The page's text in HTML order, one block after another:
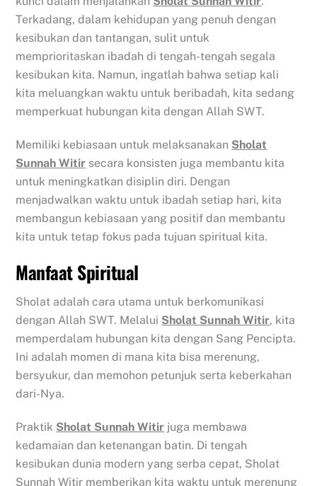
Terkadang, dalam kehidupan yang penuh dengan
kesibukan dan tantangan, sulit untuk
memprioritaskan ibadah di tengah-tengah segala
kesibukan kita. Namun, ingatlah bahwa setiap kali
kita meluangkan waktu untuk beribadah, kita sedang
memperkuat hubungan kita dengan Allah SWT.
Memiliki kebiasaan untuk melaksanakan Sholat
Sunnah Witir secara konsisten juga membantu kita
untuk meningkatkan disiplin diri. Dengan
menjadwalkan waktu untuk ibadah setiap hari, kita
membangun kebiasaan yang positif dan membantu
kita untuk tetap fokus pada tujuan spiritual kita.
Manfaat Spiritual
Sholat adalah cara utama untuk berkomunikasi
dengan Allah SWT. Melalui Sholat Sunnah Witir, kita
memperdalam hubungan kita dengan Sang Pencipta.
Ini adalah momen di mana kita bisa merenung,
bersyukur, dan memohon petunjuk serta keberkahan
dari-Nya.
Praktik Sholat Sunnah Witir juga membawa
kedamaian dan ketenangan batin. Di tengah
kesibukan dunia modern yang serba cepat, Sholat
Sunnah Witir memberikan kita waktu untuk merenung